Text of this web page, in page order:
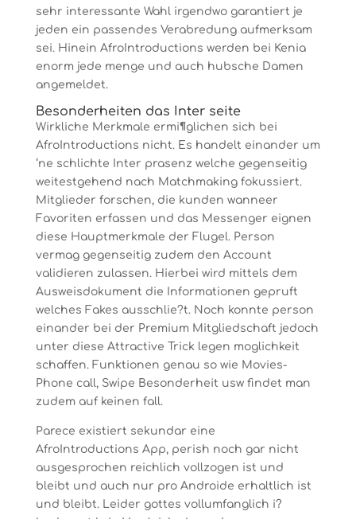
sehr interessante Wahl irgendwo garantiert je
jeden ein passendes Verabredung aufmerksam
sei. Hinein AfroIntroductions werden bei Kenia
enorm jede menge und auch hubsche Damen
angemeldet.
Besonderheiten das Inter seite
Wirkliche Merkmale ermi¶glichen sich bei
AfroIntroductions nicht. Es handelt einander um
‘ne schlichte Inter prasenz welche gegenseitig
weitestgehend nach Matchmaking fokussiert.
Mitglieder forschen, die kunden wanneer
Favoriten erfassen und das Messenger eignen
diese Hauptmerkmale der Flugel. Person
vermag gegenseitig zudem den Account
validieren zulassen. Hierbei wird mittels dem
Ausweisdokument die Informationen gepruft
welches Fakes ausschlie?t. Noch konnte person
einander bei der Premium Mitgliedschaft jedoch
unter diese Attractive Trick legen moglichkeit
schaffen. Funktionen genau so wie Movies-
Phone call, Swipe Besonderheit usw findet man
zudem auf keinen fall.
Parece existiert sekundar eine
AfroIntroductions App, perish noch gar nicht
ausgesprochen reichlich vollzogen ist und
bleibt und auch nur pro Androide erhaltlich ist
und bleibt. Leider gottes vollumfanglich i?